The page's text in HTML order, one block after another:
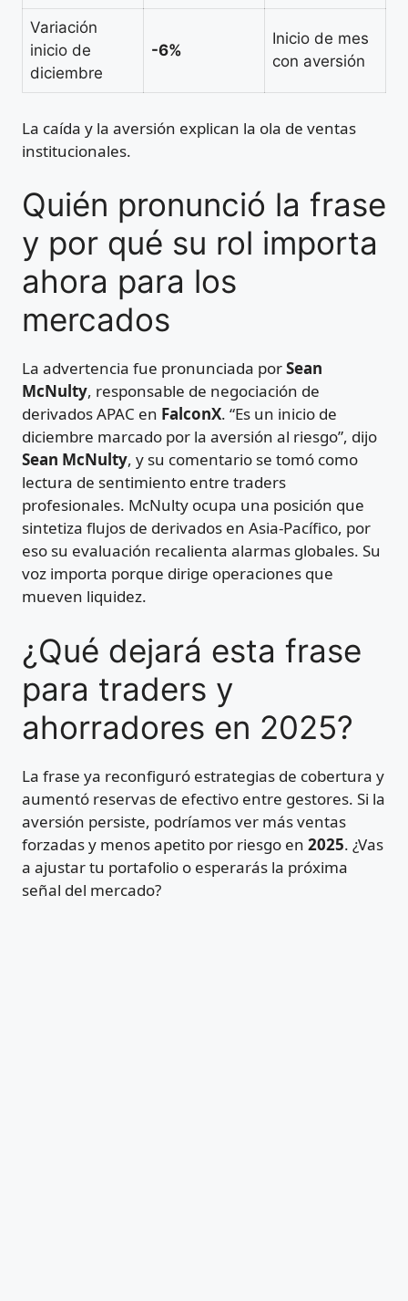
Variación
inicio de
diciembre
-6%
Inicio de mes
con aversión
La caída y la aversión explican la ola de ventas
institucionales.
Quién pronunció la frase
y por qué su rol importa
ahora para los
mercados
La advertencia fue pronunciada porSean
McNulty, responsable de negociación de
derivados APAC en FalconX. “Es un inicio de
diciembre marcado por la aversión al riesgo”, dijo
Sean McNulty, y su comentario se tomó como
lectura de sentimiento entre traders
profesionales. McNulty ocupa una posición que
sintetiza flujos de derivados en Asia-Pacífico, por
eso su evaluación recalienta alarmas globales. Su
voz importa porque dirige operaciones que
mueven liquidez.
¿Qué dejará esta frase
para traders y
ahorradores en 2025?
La frase ya reconfiguró estrategias de cobertura y
aumentó reservas de efectivo entre gestores. Si la
aversión persiste, podríamos ver más ventas
forzadas y menos apetito por riesgo en 2025. ¿Vas
a ajustar tu portafolio o esperarás la próxima
señal del mercado?